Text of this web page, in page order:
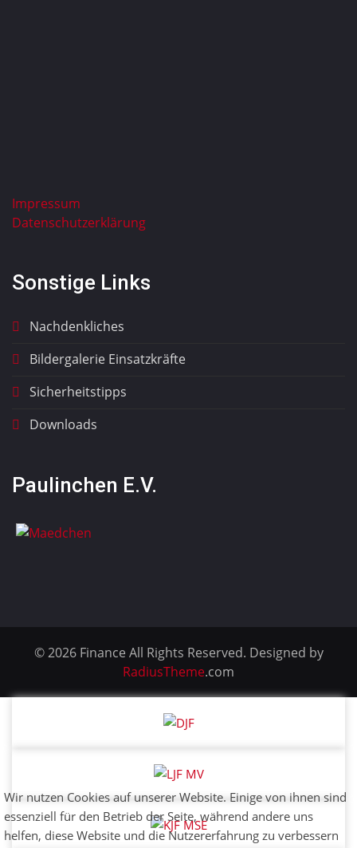
Impressum
Datenschutzerklärung
Sonstige Links
Nachdenkliches
Bildergalerie Einsatzkräfte
Sicherheitstipps
Downloads
Paulinchen E.V.
© 2026 Finance All Rights Reserved. Designed by
RadiusTheme.com
Wir nutzen Cookies auf unserer Website. Einige von ihnen sind
essenziell für den Betrieb der Seite, während andere uns
helfen, diese Website und die Nutzererfahrung zu verbessern